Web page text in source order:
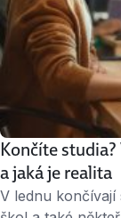
Končíte
a jaká je realita
V lednu